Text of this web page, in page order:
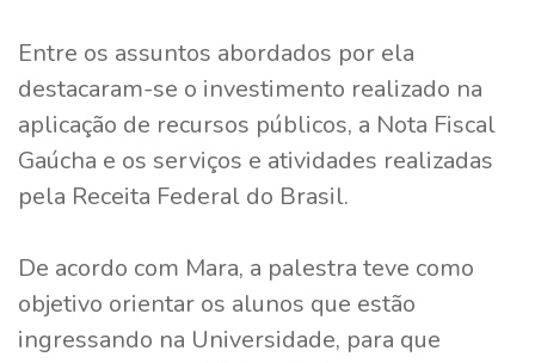
Entre os assuntos abordados por ela
destacaram-se o investimento realizado na
aplicação de recursos públicos, a Nota Fiscal
Gaúcha e os serviços e atividades realizadas
pela Receita Federal do Brasil.
De acordo com Mara, a palestra teve como
objetivo orientar os alunos que estão
ingressando na Universidade, para que